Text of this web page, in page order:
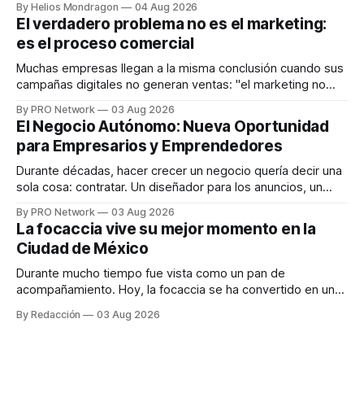
dispositivos inteligentes, inteligencia artificial y monitoreo
en tiempo real para ayudar a las personas a tomar mejores
decisiones sobre su salud metabólica. Su propuesta busca
responder
By Helios Mondragon 04 Aug 2026
El verdadero problema no es el marketing:
es el proceso comercial
Muchas empresas llegan a la misma conclusión cuando sus
campañas digitales no generan ventas: "el marketing no
INTERIUS, el problema suele estar en otro lugar. Durante
una entrevista para el podcast SER PRO, el especialista en
marketing digital explicó que
By PRO Network 03 Aug 2026
El Negocio Autónomo: Nueva Oportunidad
para Empresarios y Emprendedores
Durante décadas, hacer crecer un negocio quería decir una
sola cosa: contratar. Un diseñador para los anuncios, un
para los textos, alguien que supiera de publicidad digital
para encontrar prospectos, un vendedor para atender
llamadas y mensajes, y —con suerte— una persona
By PRO Network 03 Aug 2026
La focaccia vive su mejor momento en la
Ciudad de México
Durante mucho tiempo fue vista como un pan de
acompañamiento. Hoy, la focaccia se ha convertido en uno
artesanal, ingredientes de calidad y experiencias que
By Redacción 03 Aug 2026